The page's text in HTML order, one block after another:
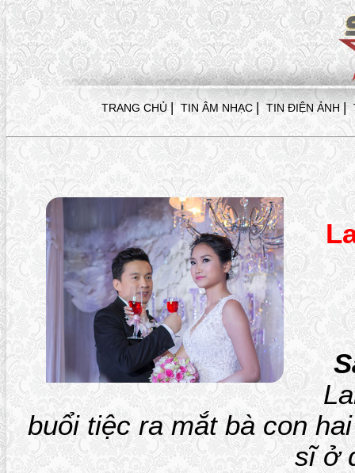
TRANG CHỦ | TIN ÂM NHẠC | TIN ĐIỆN ẢNH |
buổi tiệc ra mắt bà con
sĩ ở